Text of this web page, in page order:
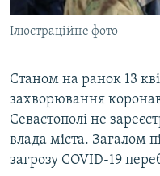
СВІДЧЕННЯ ОКУПАЦІЇ
УКРАЇНСЬКА ПРОБЛЕМА
Qırımtatar
Усі сайти RFE/RL
Ілюстраційне фото
Станом на ранок 13
захворювання
Севастополі не
влада міста. Загалом
загрозу COVID-19